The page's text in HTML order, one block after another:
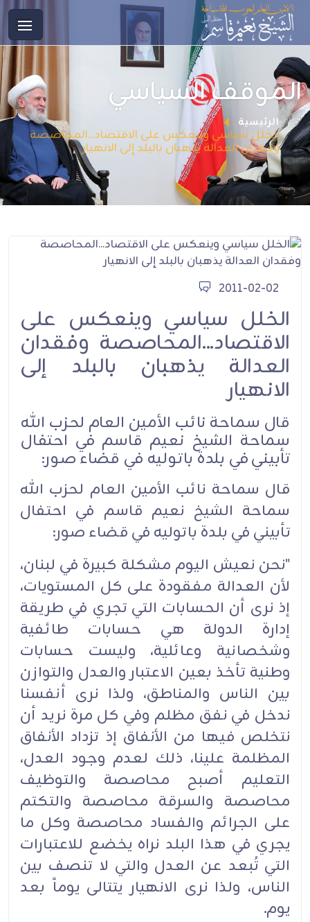
الموقف السياسي
الرئيسية
الخلل سياسي وينعكس على الاقتصاد...المحاصصة
وفقدان العدالة يذهبان بالبلد إلى الانهيار
2011-02-02
الخلل سياسي وينعكس على
الاقتصاد...المحاصصة وفقدان
العدالة يذهبان بالبلد إلى
الانهيار
قال سماحة نائب الأمين العام لحزب الله
سماحة الشيخ نعيم قاسم في احتفال
تأبيني في بلدة باتوليه في قضاء صور:
قال سماحة نائب الأمين العام لحزب الله
سماحة الشيخ نعيم قاسم في احتفال
تأبيني في بلدة باتوليه في قضاء صور:
"نحن نعيش اليوم مشكلة كبيرة في لبنان،
لأن العدالة مفقودة على كل المستويات،
إذ نرى أن الحسابات التي تجري في طريقة
إدارة الدولة هي حسابات طائفية
وشخصانية وعائلية، وليست حسابات
وطنية تأخذ بعين الاعتبار والعدل والتوازن
بين الناس والمناطق، ولذا نرى أنفسنا
ندخل في نفق مظلم وفي كل مرة نريد أن
نتخلص فيها من الأنفاق إذ تزداد الأنفاق
المظلمة علينا، ذلك لعدم وجود العدل،
التعليم أصبح محاصصة والتوظيف
محاصصة والسرقة محاصصة والتكتم
على الجرائم والفساد محاصصة وكل ما
يجري في هذا البلد نراه يخضع للاعتبارات
التي تُبعد عن العدل والتي لا تنصف بين
الناس، ولذا نرى الانهيار يتتالى يوماً بعد
يوم.‏